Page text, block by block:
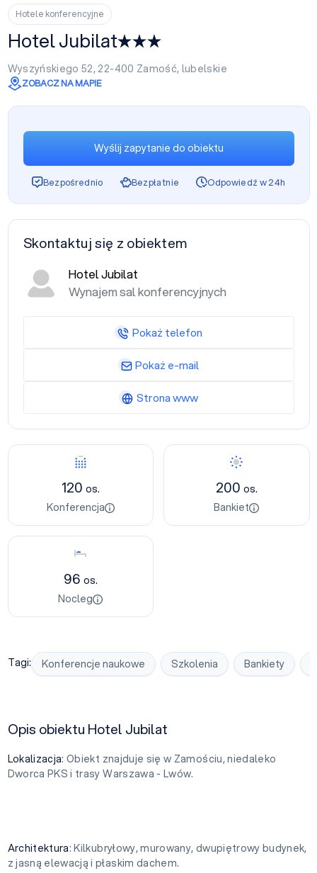
Hotele konferencyjne
Hotel Jubilat
Wyszyńskiego 52, 22-400 Zamość, lubelskie
ZOBACZ NA MAPIE
Konferencja
120 os.
Konferencja
Bankiet
200 os.
Bankiet
Nocleg
96 os.
Nocleg
Tagi: Konferencje naukowe Szkolenia Bankiety
Opis obiektu Hotel Jubilat
Lokalizacja: Obiekt znajduje się w Zamościu, niedaleko
Dworca PKS i trasy Warszawa - Lwów.
Architektura: Kilkubryłowy, murowany, dwupiętrowy budynek,
z jasną elewacją i płaskim dachem.
Wyślij zapytanie do obiektu
Bezpośrednio Bezpłatnie Odpowiedź w 24h
Skontaktuj się z obiektem
Hotel Jubilat
Wynajem sal konferencyjnych
Pokaż telefon
Pokaż e-mail
Strona www